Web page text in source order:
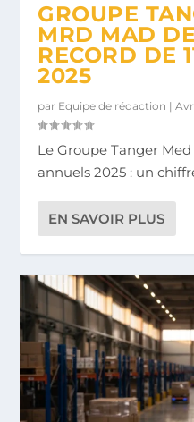
GROUPE
MRD MAD
RECORD DE
2025
par Equipe de rédaction |
Le Groupe Tanger
annuels 2025 : un
EN SAVOIR PLUS